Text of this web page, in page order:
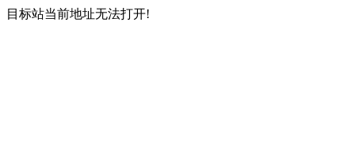
目标站当前地址无法打开!